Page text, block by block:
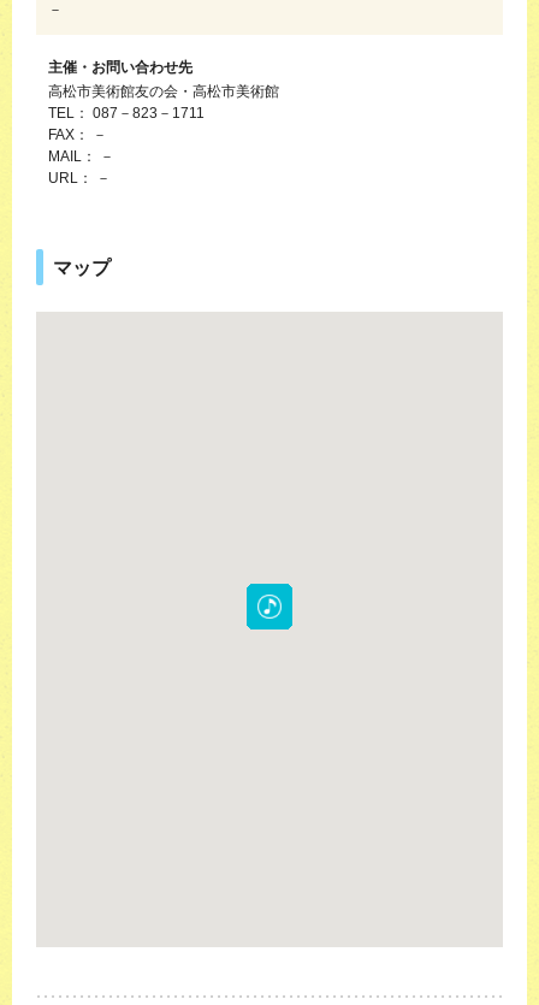
－
主催・お問い合わせ先
高松市美術館友の会・高松市美術館
TEL： 087－823－1711
FAX： －
MAIL： －
URL： －
マップ